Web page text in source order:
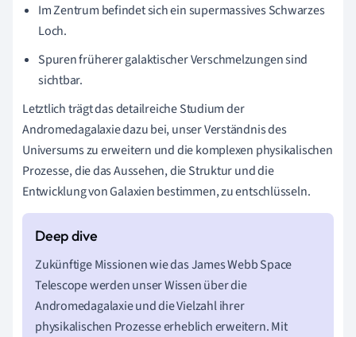
Im Zentrum befindet sich ein supermassives Schwarzes
Loch.
Spuren früherer galaktischer Verschmelzungen sind
sichtbar.
Letztlich trägt das detailreiche Studium der
Andromedagalaxie dazu bei, unser Verständnis des
Universums zu erweitern und die komplexen physikalischen
Prozesse, die das Aussehen, die Struktur und die
Entwicklung von Galaxien bestimmen, zu entschlüsseln.
Zukünftige Missionen wie das James Webb Space
Telescope werden unser Wissen über die
Andromedagalaxie und die Vielzahl ihrer
physikalischen Prozesse erheblich erweitern. Mit